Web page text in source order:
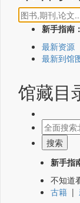
新手指南：
最新资源
最新到馆
馆藏目
新手指
不知道
古籍 |